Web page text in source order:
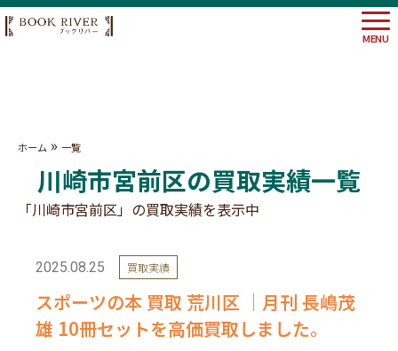
神奈川
東京都
MENU
ホーム » 一覧
川崎市宮前区の買取実績一覧
「川崎市宮前区」の買取実績を表示中
2025.08.25 買取実績
スポーツの本 買取 荒川区 ｜月刊 長嶋茂
雄 10冊セットを高価買取しました。